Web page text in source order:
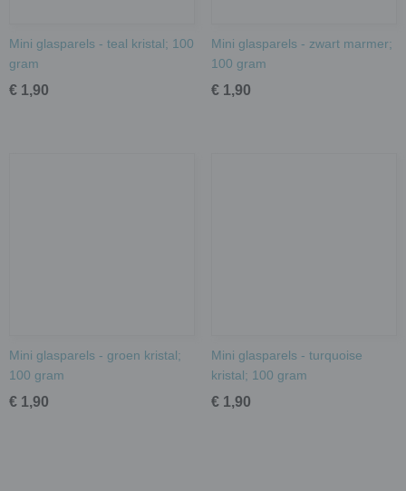
Mini glasparels - teal kristal; 100
gram
€ 1,90
Mini glasparels - zwart marmer;
100 gram
€ 1,90
Mini glasparels - groen kristal;
100 gram
€ 1,90
Mini glasparels - turquoise
kristal; 100 gram
€ 1,90